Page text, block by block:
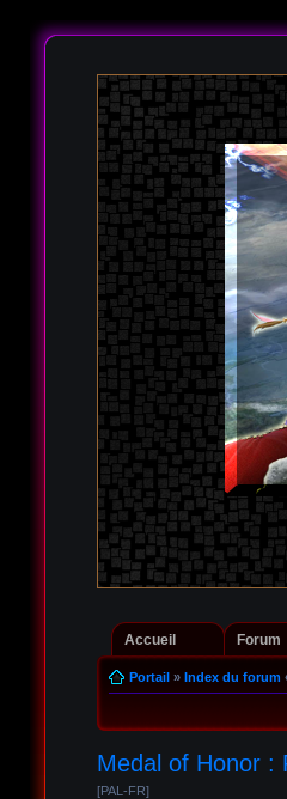
Accueil Forum
Portail» Index du forum ‹
Medal of Honor :
[PAL-FR]